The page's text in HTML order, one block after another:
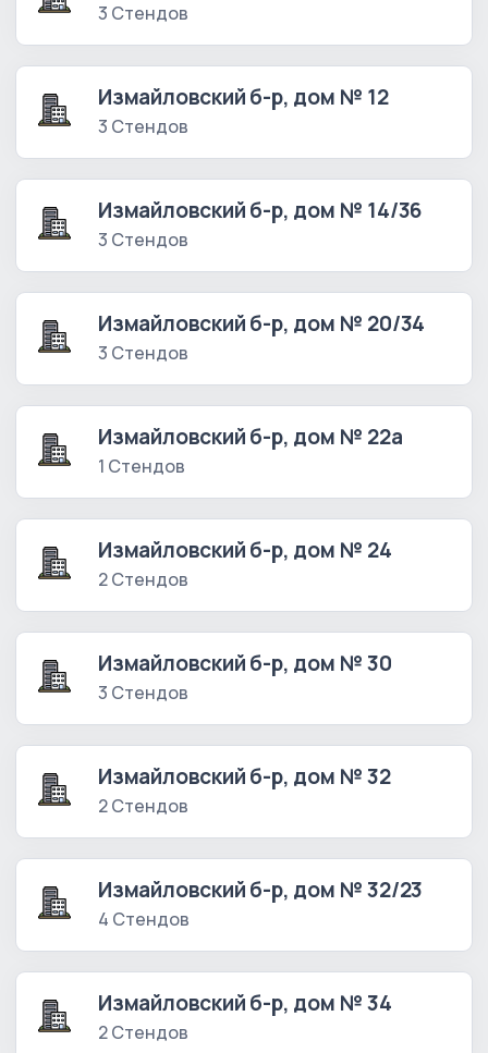
3 Стендов
Измайловский б-р, дом № 12
3 Стендов
Измайловский б-р, дом № 14/36
3 Стендов
Измайловский б-р, дом № 20/34
3 Стендов
Измайловский б-р, дом № 22а
1 Стендов
Измайловский б-р, дом № 24
2 Стендов
Измайловский б-р, дом № 30
3 Стендов
Измайловский б-р, дом № 32
2 Стендов
Измайловский б-р, дом № 32/23
4 Стендов
Измайловский б-р, дом № 34
2 Стендов